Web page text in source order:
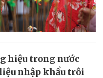
hiệu trong nước
nhập khẩu trôi